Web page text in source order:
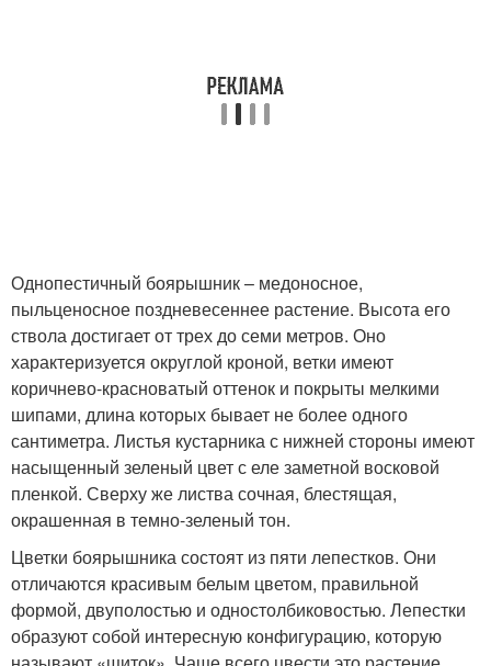
Однопестичный боярышник – медоносное,
пыльценосное поздневесеннее растение. Высота его
ствола достигает от трех до семи метров. Оно
характеризуется округлой кроной, ветки имеют
коричнево-красноватый оттенок и покрыты мелкими
шипами, длина которых бывает не более одного
сантиметра. Листья кустарника с нижней стороны имеют
насыщенный зеленый цвет с еле заметной восковой
пленкой. Сверху же листва сочная, блестящая,
окрашенная в темно-зеленый тон.
Цветки боярышника состоят из пяти лепестков. Они
отличаются красивым белым цветом, правильной
формой, двуполостью и одностолбиковостью. Лепестки
образуют собой интересную конфигурацию, которую